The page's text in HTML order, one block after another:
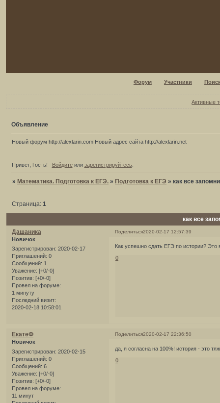
Форум Участники
Активные
Объявление
Новый форум http://alexlarin.com Новый адрес сайта http://alexlarin.net
Привет, Гость! Войдитеили зарегистрируйтесь.
»Математика. Подготовка к ЕГЭ. »Подготовка к ЕГЭ »как все
как все
Страница: 1
Поделиться2020-02-17 12:57:39
Дашаника
Новичок
Зарегистрирован: 2020-02-17
Приглашений: 0
Сообщений: 1
Уважение: [+0/-0]
Позитив: [+0/-0]
Провел на форуме:
1 минуту
Последний визит:
2020-02-18 10:58:01
Как успешно сдать ЕГЭ по истории?
0
Поделиться2020-02-17 22:36:50
ЕкатеФ
Новичок
Зарегистрирован: 2020-02-15
Приглашений: 0
Сообщений: 6
Уважение: [+0/-0]
Позитив: [+0/-0]
Провел на форуме:
11 минут
да, я согласна на 100%! история - это
0